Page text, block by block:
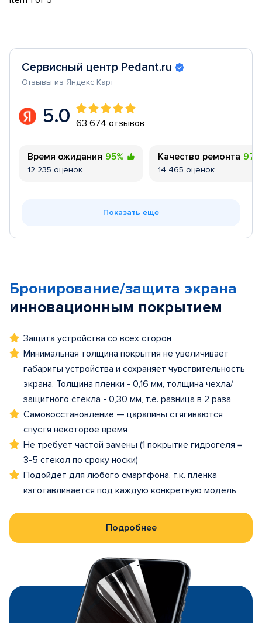
Сервисный центр Pedant.ru
Отзывы из Яндекс Карт
5.0 63 674 отзывов
Время ожидания 95%
12 235 оценок
Качество ремонта 97%
14 465 оценок
Показать еще
Бронирование/защита экрана
инновационным покрытием
Защита устройства со всех сторон
Минимальная толщина покрытия не увеличивает
габариты устройства и сохраняет чувствительность
экрана. Толщина пленки - 0,16 мм, толщина чехла/
защитного стекла - 0,30 мм, т.е. разница в 2 раза
Самовосстановление — царапины стягиваются
спустя некоторое время
Не требует частой замены (1 покрытие гидрогеля =
3-5 стекол по сроку носки)
Подойдет для любого смартфона, т.к. пленка
изготавливается под каждую конкретную модель
Подробнее